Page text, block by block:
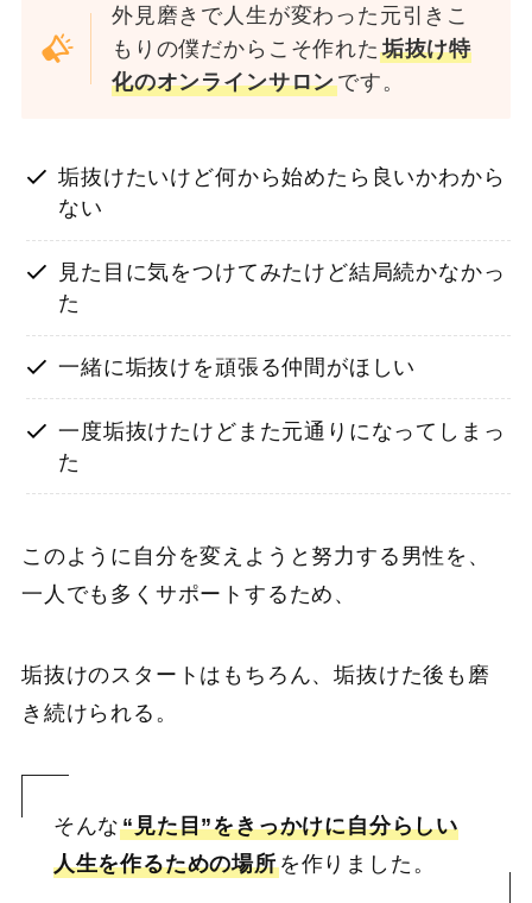
外見磨きで人生が変わった元引きこ
もりの僕だからこそ作れた 垢抜け特
化のオンラインサロンです。
垢抜けたいけど何から始めたら良いかわから
ない
見た目に気をつけてみたけど結局続かなかっ
た
一緒に垢抜けを頑張る仲間がほしい
一度垢抜けたけどまた元通りになってしまっ
た
このように自分を変えようと努力する男性を、
一人でも多くサポートするため、
垢抜けのスタートはもちろん、垢抜けた後も磨
き続けられる。
そんな“見た目”をきっかけに自分らしい
人生を作るための場所を作りました。